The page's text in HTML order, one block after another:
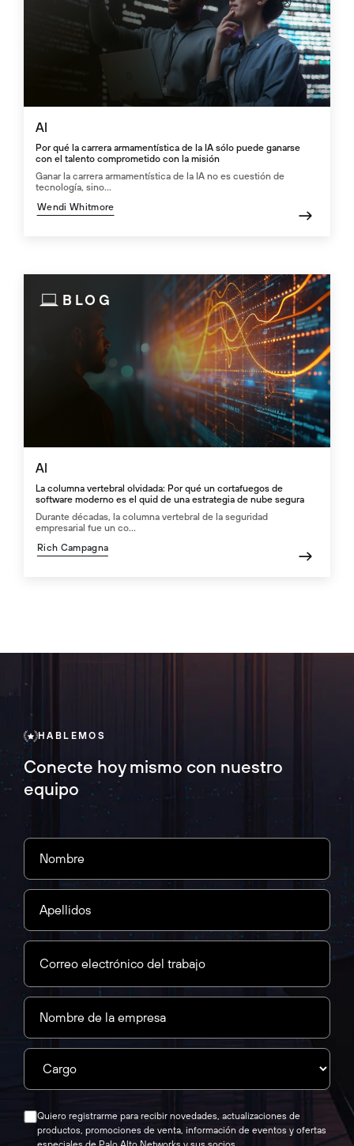
AI
Por qué la carrera armamentística de la IA sólo puede ganarse
con el talento comprometido con la misión
Ganar la carrera armamentística de la IA no es cuestión de
tecnología, sino...
Wendi Whitmore
BLOG
AI
La columna vertebral olvidada: Por qué un cortafuegos de
software moderno es el quid de una estrategia de nube segura
Durante décadas, la columna vertebral de la seguridad
empresarial fue un co...
Rich Campagna
HABLEMOS
Conecte hoy mismo con nuestro
equipo
Quiero registrarme para recibir novedades, actualizaciones de
productos, promociones de venta, información de eventos y ofertas